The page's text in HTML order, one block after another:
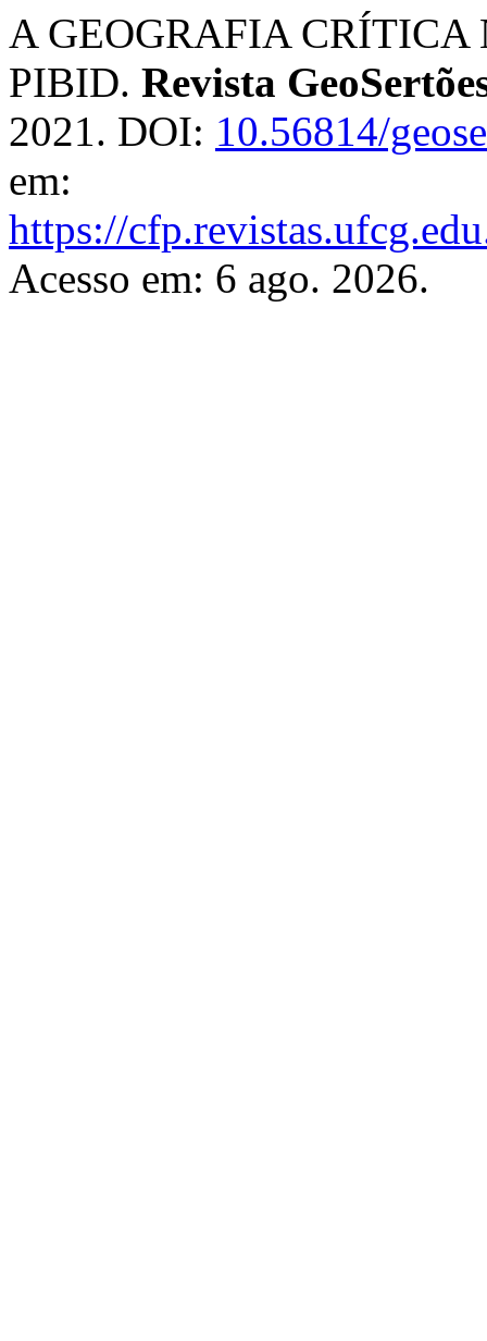
A GEOGRAFIA CRÍTICA
PIBID. Revista
2021. DOI: 10.56814/
em:
https://
Acesso em: 6 ago. 2026.